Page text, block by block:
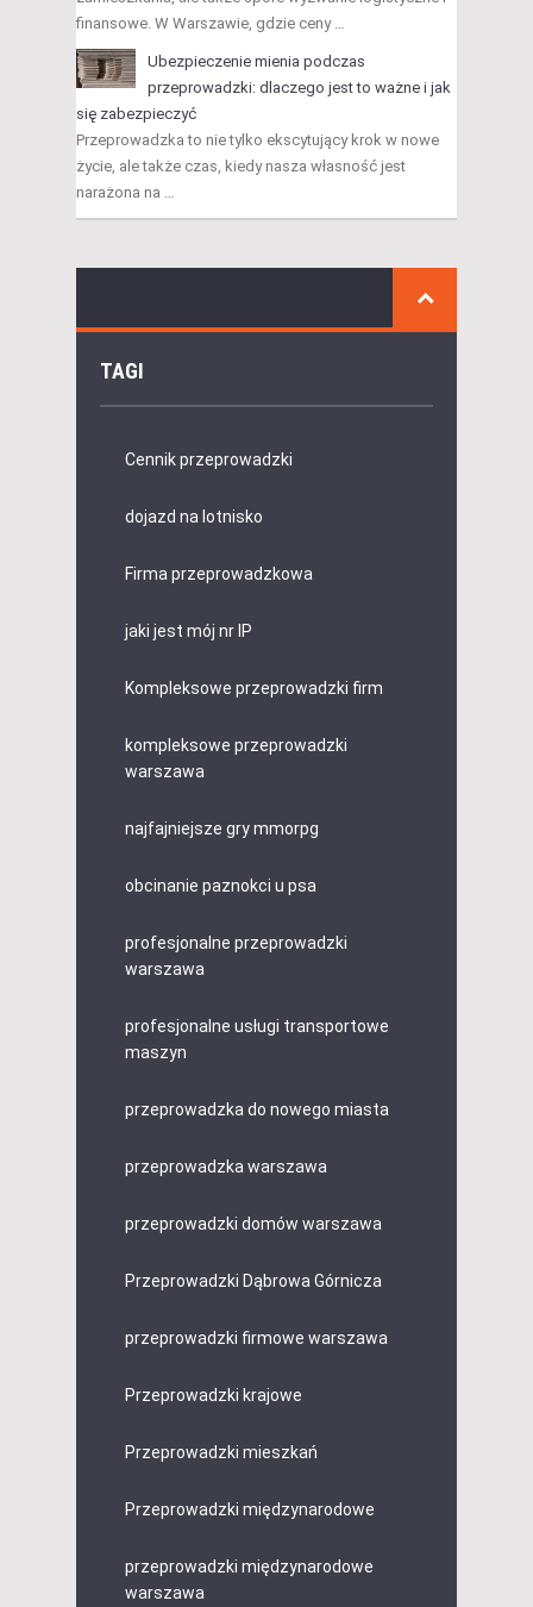
finansowe. W Warszawie, gdzie ceny …
Ubezpieczenie mienia podczas
przeprowadzki: dlaczego jest to ważne i jak
się zabezpieczyć
Przeprowadzka to nie tylko ekscytujący krok w nowe
życie, ale także czas, kiedy nasza własność jest
narażona na …
TAGI
Cennik przeprowadzki
dojazd na lotnisko
Firma przeprowadzkowa
jaki jest mój nr IP
Kompleksowe przeprowadzki firm
kompleksowe przeprowadzki
warszawa
najfajniejsze gry mmorpg
obcinanie paznokci u psa
profesjonalne przeprowadzki
warszawa
profesjonalne usługi transportowe
maszyn
przeprowadzka do nowego miasta
przeprowadzka warszawa
przeprowadzki domów warszawa
Przeprowadzki Dąbrowa Górnicza
przeprowadzki firmowe warszawa
Przeprowadzki krajowe
Przeprowadzki mieszkań
Przeprowadzki międzynarodowe
przeprowadzki międzynarodowe
warszawa